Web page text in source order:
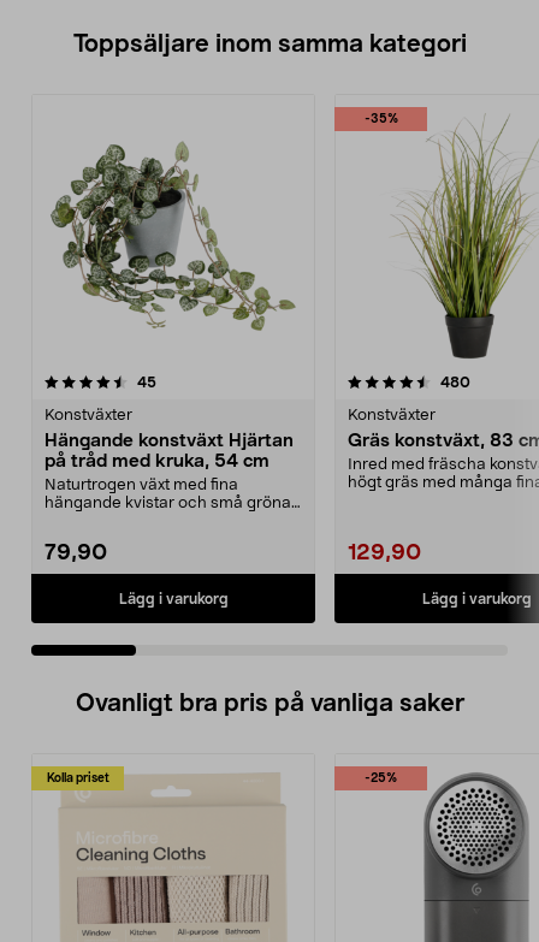
Toppsäljare inom samma kategori
45recensioner
Konstväxter
Hängande konstväxt Hjärtan
på tråd med kruka, 54 cm
Naturtrogen växt med fina
hängande kvistar och små gröna
79,90
Lägg i varukorg
-35%
4.5 av 5 stjärnor 480
Konstväxter
Gräs konstväxt, 83
Inred med fräscha
högt gräs med många
129,90
Lägg i varukorg
4.5 av 5 stjärnor
Ovanligt bra pris på vanliga saker
Kolla priset -25%